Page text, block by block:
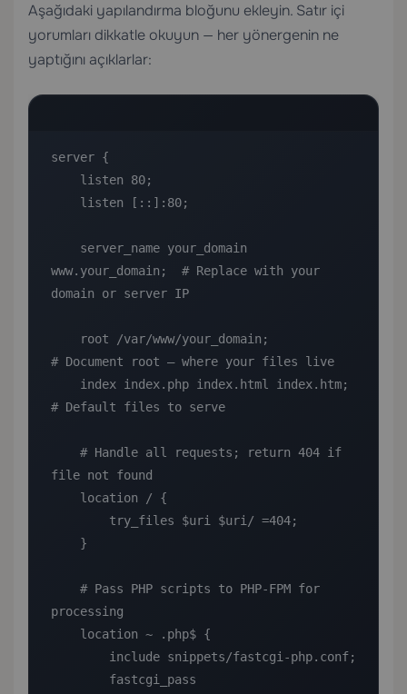
Aşağıdaki yapılandırma bloğunu ekleyin. Satır içi
yorumları dikkatle okuyun — her yönergenin ne
yaptığını açıklarlar:
server {
www.your_domain;  # Replace with your
domain or server IP
# Document root — where your files live
# Default files to serve
file not found
processing